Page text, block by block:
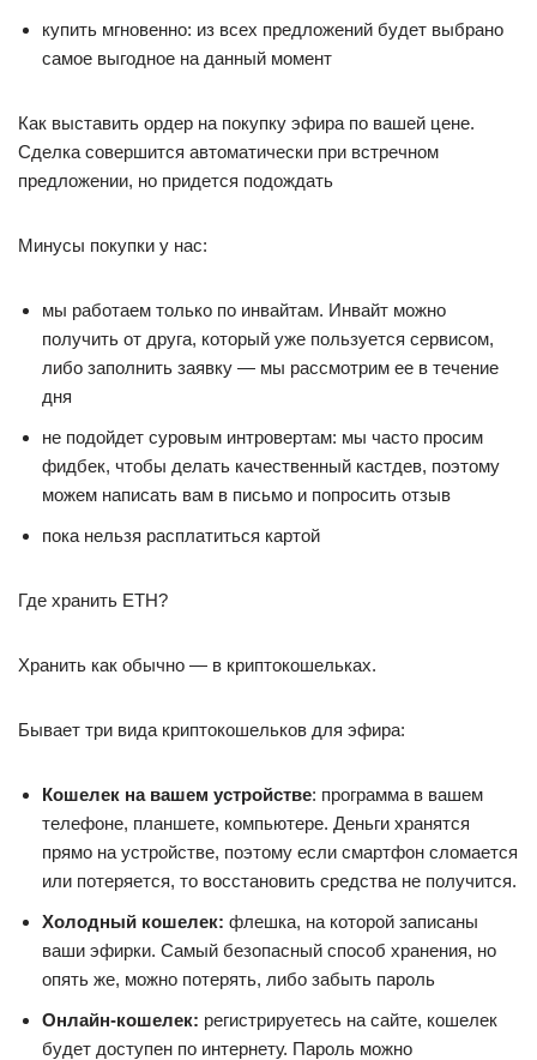
купить мгновенно: из всех предложений будет выбрано
самое выгодное на данный момент
Как выставить ордер на покупку эфира по вашей цене.
Сделка совершится автоматически при встречном
предложении, но придется подождать
Минусы покупки у нас:
мы работаем только по инвайтам. Инвайт можно
получить от друга, который уже пользуется сервисом,
либо заполнить заявку — мы рассмотрим ее в течение
дня
не подойдет суровым интровертам: мы часто просим
фидбек, чтобы делать качественный кастдев, поэтому
можем написать вам в письмо и попросить отзыв
пока нельзя расплатиться картой
Где хранить ETH?
Хранить как обычно — в криптокошельках.
Бывает три вида криптокошельков для эфира:
Кошелек на вашем устройстве: программа в вашем
телефоне, планшете, компьютере. Деньги хранятся
прямо на устройстве, поэтому если смартфон сломается
или потеряется, то восстановить средства не получится.
Холодный кошелек: флешка, на которой записаны
ваши эфирки. Самый безопасный способ хранения, но
опять же, можно потерять, либо забыть пароль
Онлайн-кошелек: регистрируетесь на сайте, кошелек
будет доступен по интернету. Пароль можно